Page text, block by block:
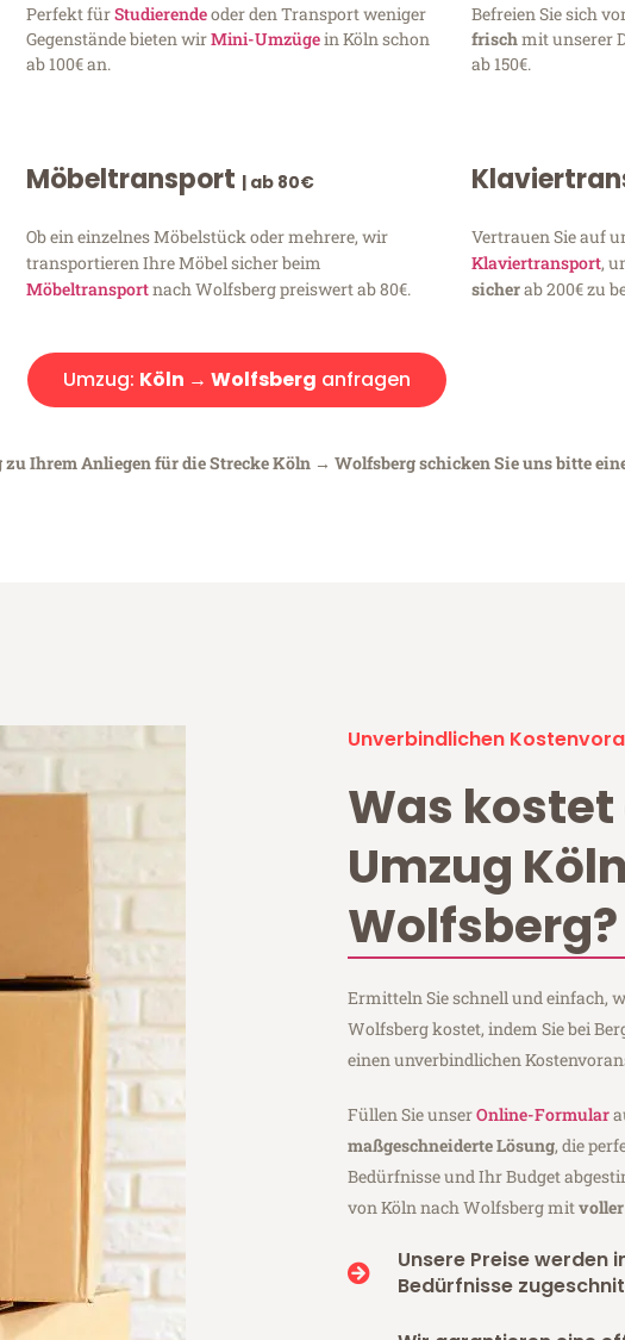
Perfekt fürStudierendeoder den Transport weniger
Gegenstände bieten wirMini-Umzügein Köln schon
ab 100€ an.
Befreien Sie sich
frischmit unserer
ab 150€.
Möbeltransport | ab 80€
Ob ein einzelnes Möbelstück oder mehrere, wir
transportieren Ihre Möbel sicher beim
Möbeltransportnach Wolfsberg preiswert ab 80€.
Vertrauen Sie auf
Klaviertransport,
sicherab 200€ zu
Umzug: Köln → Wolfsberg anfragen
Ihrem Anliegen für die Strecke Köln → Wolfsberg schicken Sie uns bitte
Unverbindlichen
Was kostet
Umzug Köln
Wolfsberg?
Ermitteln Sie schnell und einfach,
Wolfsberg kostet, indem Sie bei
einen unverbindlichen
Füllen Sie unserOnline-Formular
maßgeschneiderte Lösung, die
Bedürfnisse und Ihr Budget
von Köln nach Wolfsberg mit
Unsere Preise werden
Bedürfnisse